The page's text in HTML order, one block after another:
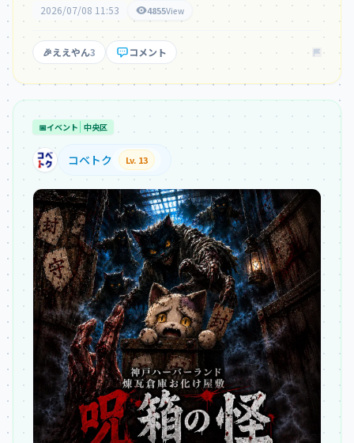
2026/07/08 11:53 4855View
🎉ええやん3 コメント
📅イベント 中央区
コベトク Lv. 13